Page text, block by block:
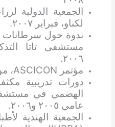
الجمعية الدولية
لكناو، فبراير ٢٠٠٧.
ندوة حول
مستشفى تاتا
٢٠٠٦.
مؤتمر ASCICON، مومباي ٢٠٠٦.
دورات تدريبية
الهضمي في
عامي ٢٠٠٥ و٢٠٠٦.
الجمعية الهندية